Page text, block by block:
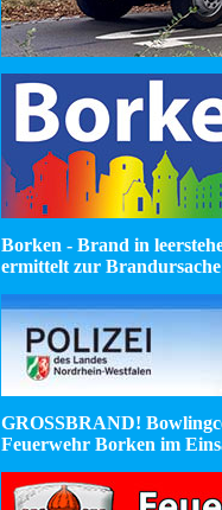
Borken - Brand in
ermittelt zur Brandursache
GROSSBRAND!
Feuerwehr Borken im